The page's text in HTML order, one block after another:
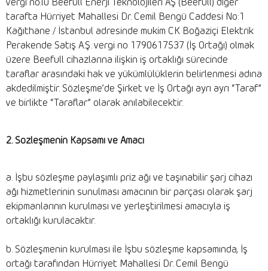
vergi no.lu Beefull Enerji Teknolojileri AŞ (Beefull) diğer
tarafta Hürriyet Mahallesi Dr. Cemil Bengü Caddesi No:1
Kağıthane / İstanbul adresinde mukim CK Boğaziçi Elektrik
Perakende Satış A.Ş. vergi no 1790617537 (İş Ortağı) olmak
üzere Beefull cihazlarına ilişkin iş ortaklığı sürecinde
taraflar arasındaki hak ve yükümlülüklerin belirlenmesi adına
akdedilmiştir. Sözleşme’de Şirket ve İş Ortağı ayrı ayrı “Taraf”
ve birlikte “Taraflar” olarak anılabilecektir.
2. Sözleşmenin Kapsamı ve Amacı
a. İşbu sözleşme paylaşımlı priz ağı ve taşınabilir şarj cihazı
ağı hizmetlerinin sunulması amacının bir parçası olarak şarj
ekipmanlarının kurulması ve yerleştirilmesi amacıyla iş
ortaklığı kurulacaktır.
b. Sözleşmenin kurulması ile İşbu sözleşme kapsamında, İş
ortağı tarafından Hürriyet Mahallesi Dr. Cemil Bengü